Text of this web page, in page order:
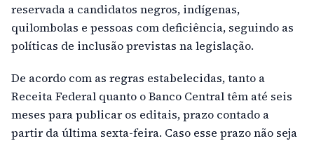
reservada a candidatos negros, indígenas,
quilombolas e pessoas com deficiência, seguindo as
políticas de inclusão previstas na legislação.
De acordo com as regras estabelecidas, tanto a
Receita Federal quanto o Banco Central têm até seis
meses para publicar os editais, prazo contado a
partir da última sexta-feira. Caso esse prazo não seja